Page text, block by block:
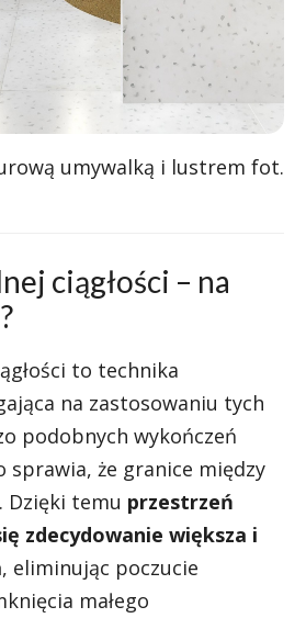
umywalką i lustrem fot.
ciągłości – na
to technika
na zastosowaniu tych
podobnych wykończeń
sprawia, że granice między
Dzięki temu przestrzeń
zdecydowanie większa i
, eliminując poczucie
małego